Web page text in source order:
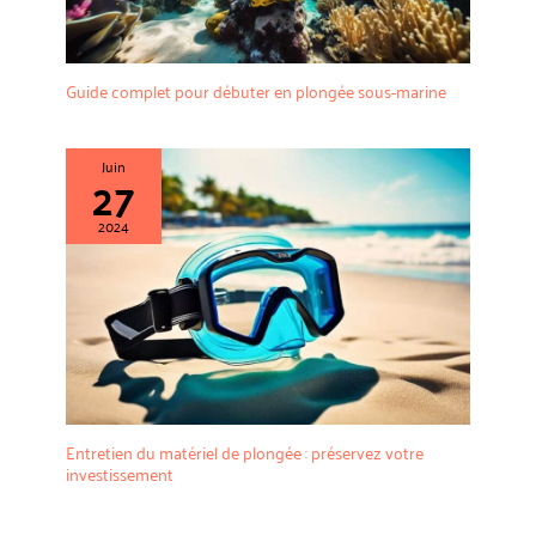
Guide complet pour débuter en plongée sous-marine
Juin
27
2024
Entretien du matériel de plongée : préservez votre
investissement